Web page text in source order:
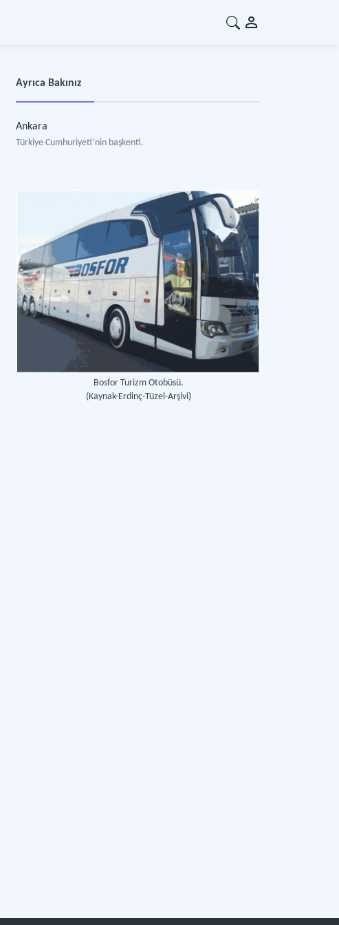
Ayrıca Bakınız
Ankara
Türkiye Cumhuriyeti’nin başkenti.
Bosfor Turizm Otobüsü.
(Kaynak-Erdinç-Tüzel-Arşivi)